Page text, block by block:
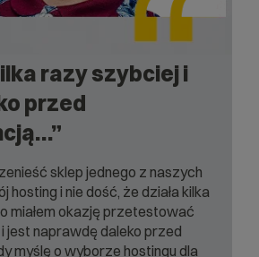
razy szybciej i
przed
sklep jednego z naszych
hosting i nie dość, że działa kilka
miałem okazję przetestować
i jest naprawdę daleko przed
myślę o wyborze hostingu dla